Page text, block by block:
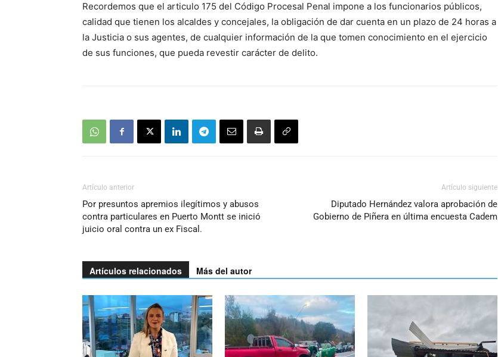
el
volumen.
Recordemos que el articulo 175 del Código Procesal Penal impone a los funcionarios públicos,
calidad que tienen los alcaldes y concejales, la obligación de dar cuenta en un plazo de 24 horas a
la Justicia o sus agentes, de cualquier información de la que tomen conocimiento en el ejercicio
de sus funciones, que pueda revestir carácter de delito.
Artículo anterior
Por presuntos apremios ilegítimos y abusos
contra particulares en Puerto Montt se inició
juicio oral contra un ex Fiscal.
Artículo siguiente
Diputado Hernández valora aprobación de
Gobierno de Piñera en última encuesta Cadem
Artículos relacionados Más del autor